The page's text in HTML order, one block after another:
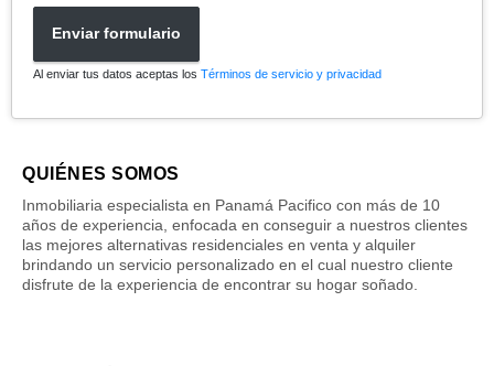
Enviar formulario
Al enviar tus datos aceptas los Términos de servicio y privacidad
QUIÉNES SOMOS
Inmobiliaria especialista en Panamá Pacifico con más de 10
años de experiencia, enfocada en conseguir a nuestros clientes
las mejores alternativas residenciales en venta y alquiler
brindando un servicio personalizado en el cual nuestro cliente
disfrute de la experiencia de encontrar su hogar soñado.